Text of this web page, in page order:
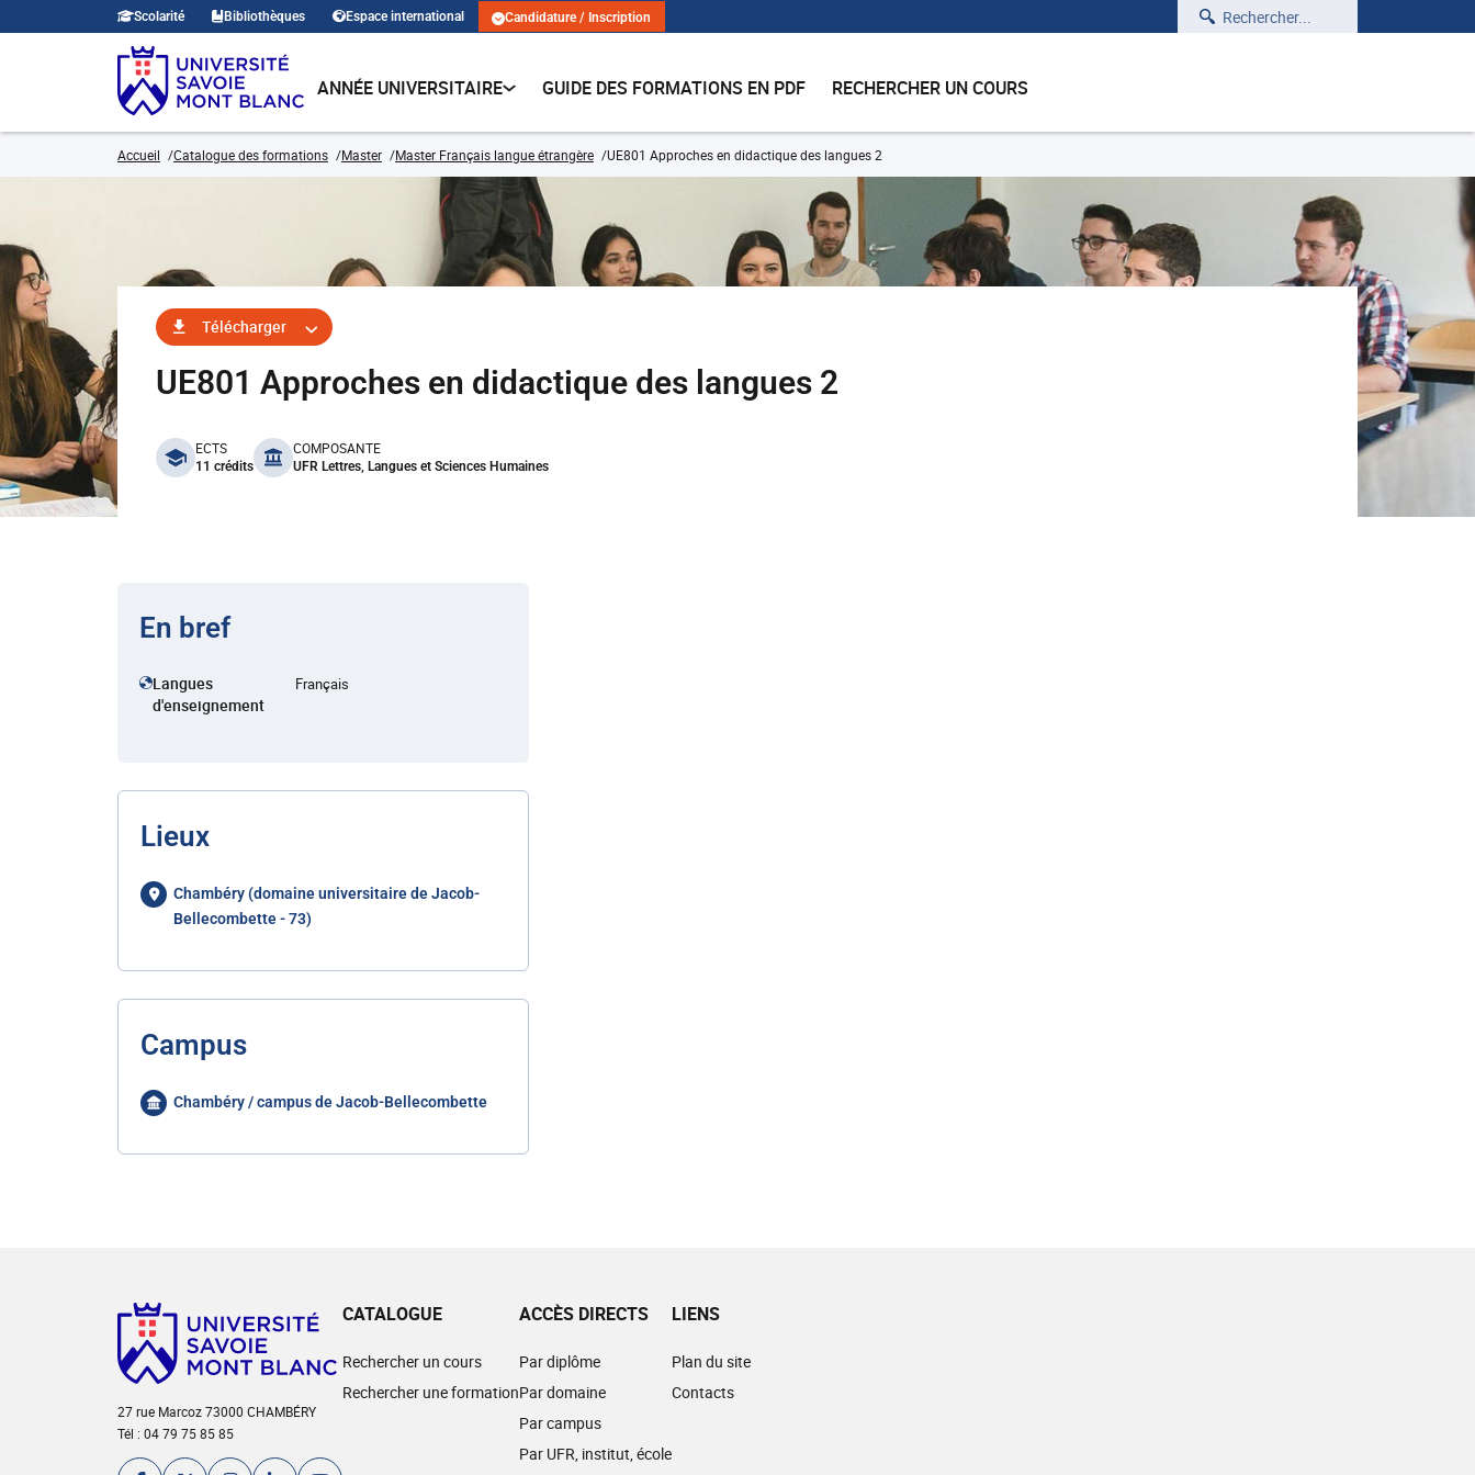
Scolarité Bibliothèques Espace international Candidature / Inscription Rechercher
ANNÉE UNIVERSITAIRE GUIDE DES FORMATIONS EN PDF RECHERCHER UN COURS
Accueil Catalogue des formations Master Master Français langue étrangère UE801 Approches en didactique des langues 2
Télécharger
UE801 Approches en didactique des langues 2
benefits
ECTS
11 crédits
COMPOSANTE
UFR Lettres, Langues et Sciences Humaines
En bref
Langues
d'enseignement
Français
Lieux
Chambéry (domaine universitaire de Jacob-
Bellecombette - 73)
Campus
Chambéry / campus de Jacob-Bellecombette
27 rue Marcoz 73000 CHAMBÉRY
Tél : 04 79 75 85 85
CATALOGUE
Rechercher un cours
Rechercher une formation
ACCÈS DIRECTS
Par diplôme
Par domaine
Par campus
Par UFR, institut, école
LIENS
Plan du site
Contacts